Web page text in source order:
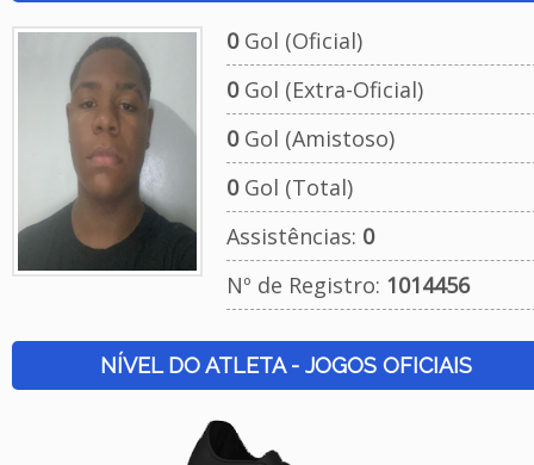
0Gol (Oficial)
0Gol (Extra-Oficial)
0Gol (Amistoso)
0Gol (Total)
Assistências: 0
Nº de Registro: 1014456
NÍVEL DO ATLETA - JOGOS OFICIAIS